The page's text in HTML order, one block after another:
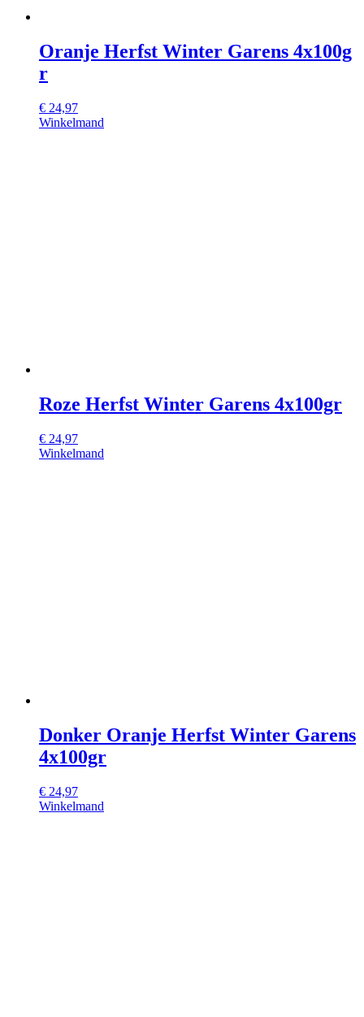
Oranje Herfst Winter Garens 4x100g
r
€ 24,97
Winkelmand
Roze Herfst Winter Garens 4x100gr
€ 24,97
Winkelmand
Donker Oranje Herfst Winter Garens
4x100gr
€ 24,97
Winkelmand